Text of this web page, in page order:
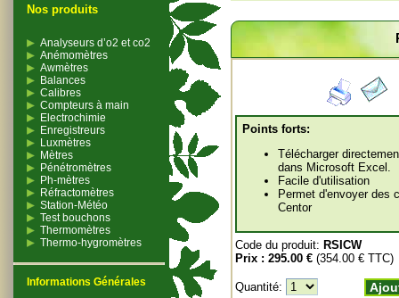
Nos produits
Analyseurs d’o2 et co2
Anémomètres
Awmètres
Balances
Calibres
Compteurs à main
Electrochimie
Enregistreurs
Luxmètres
Mètres
Pénétromètres
Ph-mètres
Réfractomètres
Station-Météo
Test bouchons
Thermomètres
Thermo-hygromètres
Informations Générales
Points forts:
Télécharger
dans Microsoft Excel.
Facile d'utilisation
Permet d'envoyer des
Centor
Code du produit: RSICW
Prix : 295.00 € (354.00 € TTC)
Quantité: